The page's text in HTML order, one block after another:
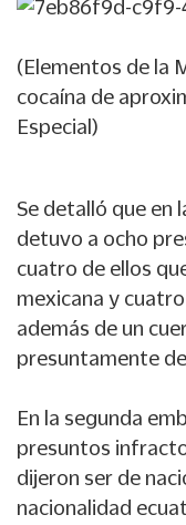
(Elementos de la
cocaína de
Especial)
Se detalló que en
detuvo a ocho
cuatro de ellos
mexicana y
además de un
presuntamente
En la segunda
presuntos
dijeron ser de
nacionalidad